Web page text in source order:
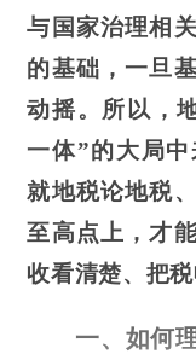
与国家治理相
的基础，一旦
动摇。所以，
一体”的大局中
就地税论地税
至高点上，才
收看清楚、把税
一、如何